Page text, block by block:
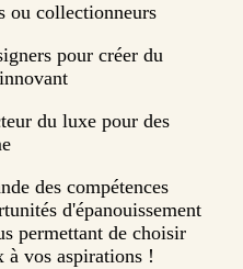
ou collectionneurs
pour créer du
du luxe pour des
des compétences
d'épanouissement
permettant de choisir
à vos aspirations !